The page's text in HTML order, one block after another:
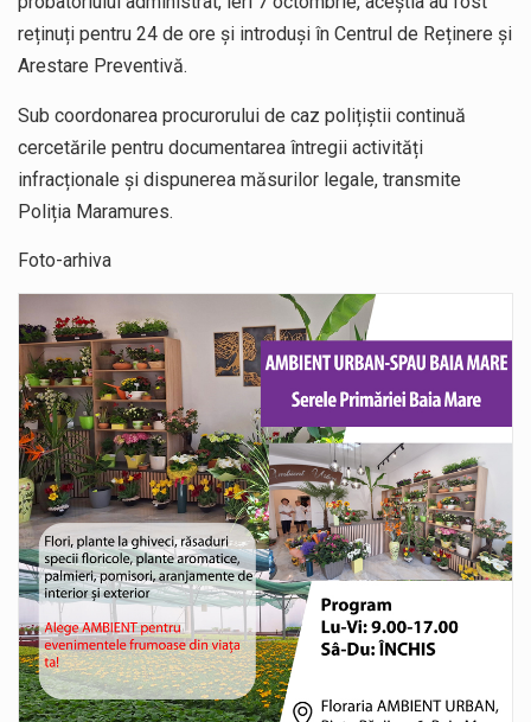
reținuți pentru 24 de ore și introduși în Centrul de Reținere și
Arestare Preventivă.
Sub coordonarea procurorului de caz polițiștii continuă
cercetările pentru documentarea întregii activități
infracționale și dispunerea măsurilor legale, transmite
Poliția Maramures.
Foto-arhiva